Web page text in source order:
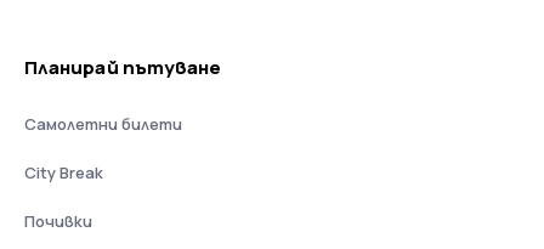
Планирай пътуване
Самолетни билети
City Break
Почивки